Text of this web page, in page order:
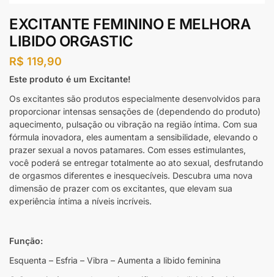
EXCITANTE FEMININO E MELHORA
LIBIDO ORGASTIC
R$ 119,90
Este produto é um Excitante!
Os excitantes são produtos especialmente desenvolvidos para
proporcionar intensas sensações de (dependendo do produto)
aquecimento, pulsação ou vibração na região íntima. Com sua
fórmula inovadora, eles aumentam a sensibilidade, elevando o
prazer sexual a novos patamares. Com esses estimulantes,
você poderá se entregar totalmente ao ato sexual, desfrutando
de orgasmos diferentes e inesquecíveis. Descubra uma nova
dimensão de prazer com os excitantes, que elevam sua
experiência íntima a níveis incríveis.
Função:
Esquenta – Esfria – Vibra – Aumenta a libido feminina